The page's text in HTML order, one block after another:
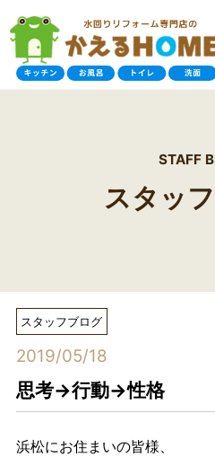
STAFF
スタッ
スタッフブログ
2019/05/18
思考→行動→性格
浜松にお住まいの皆様、